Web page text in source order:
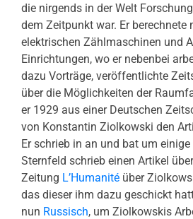
die nirgends in der Welt
dem Zeitpunkt war. Er berechnete
elektrischen Zählmaschinen und
Einrichtungen, wo er nebenbei
dazu Vorträge, veröffentlichte
über die Möglichkeiten der
er 1929 aus einer Deutschen
von Konstantin Ziolkowski den
Er schrieb in an und bat um einige
Sternfeld schrieb einen Artikel
Zeitung L’Humanité über
das dieser ihm dazu geschickt
nun Russisch, um Ziolkowskis